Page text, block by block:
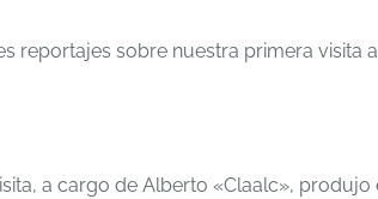
reportajes sobre nuestra primera visita
a cargo de Alberto «Claalc»,